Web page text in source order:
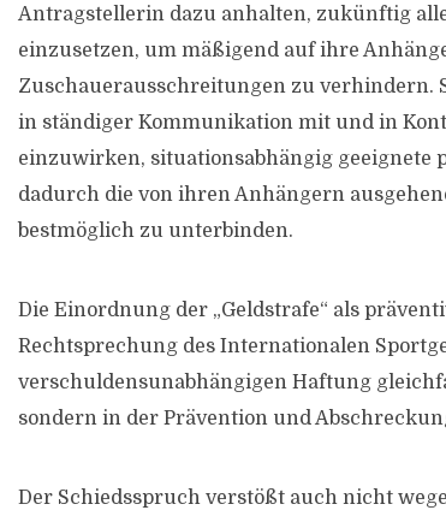
Antragstellerin dazu anhalten, zukünftig
einzusetzen, um mäßigend auf ihre
Zuschauerausschreitungen zu verhindern.
in ständiger Kommunikation mit und in
einzuwirken, situationsabhängig
dadurch die von ihren Anhängern
bestmöglich zu unterbinden.
Die Einordnung der „Geldstrafe“ als
Rechtsprechung des Internationalen
verschuldensunabhängigen Haftung
sondern in der Prävention und
Der Schiedsspruch verstößt auch nicht